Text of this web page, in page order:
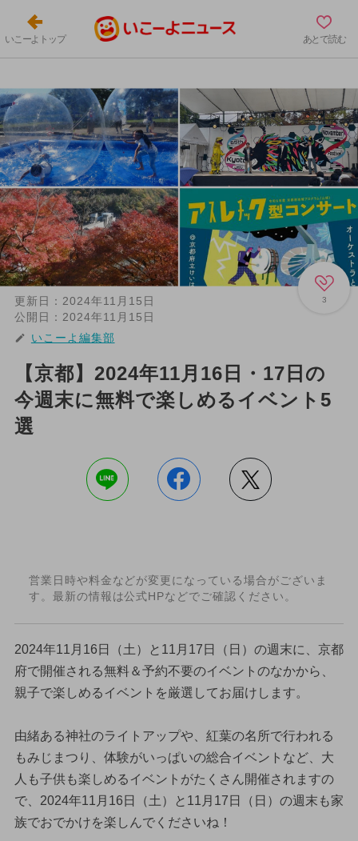
いこーよトップ あとで読む
3
更新日： 2024年11月15日
公開日： 2024年11月15日
いこーよ編集部
【京都】2024年11月16日・17日の
今週末に無料で楽しめるイベント5
選
営業日時や料金などが変更になっている場合がございま
す。最新の情報は公式HPなどでご確認ください。
2024年11月16日（土）と11月17日（日）の週末に、京都
府で開催される無料＆予約不要のイベントのなかから、
親子で楽しめるイベントを厳選してお届けします。
由緒ある神社のライトアップや、紅葉の名所で行われる
もみじまつり、体験がいっぱいの総合イベントなど、大
人も子供も楽しめるイベントがたくさん開催されますの
で、2024年11月16日（土）と11月17日（日）の週末も家
族でおでかけを楽しんでくださいね！